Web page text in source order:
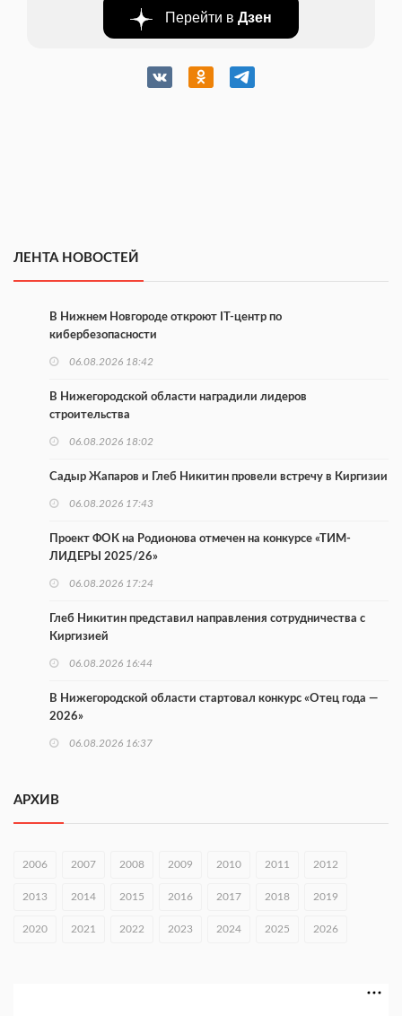
Перейти в Дзен
ЛЕНТА НОВОСТЕЙ
В Нижнем Новгороде откроют IT-центр по
кибербезопасности
06.08.2026 18:42
В Нижегородской области наградили лидеров
строительства
06.08.2026 18:02
Садыр Жапаров и Глеб Никитин провели встречу в Киргизии
06.08.2026 17:43
Проект ФОК на Родионова отмечен на конкурсе «ТИМ-
ЛИДЕРЫ 2025/26»
06.08.2026 17:24
Глеб Никитин представил направления сотрудничества с
Киргизией
06.08.2026 16:44
В Нижегородской области стартовал конкурс «Отец года —
2026»
06.08.2026 16:37
раза
АРХИВ
2006 2007 2008 2009 2010 2011 2012
2013 2014 2015 2016 2017 2018 2019
2020 2021 2022 2023 2024 2025 2026